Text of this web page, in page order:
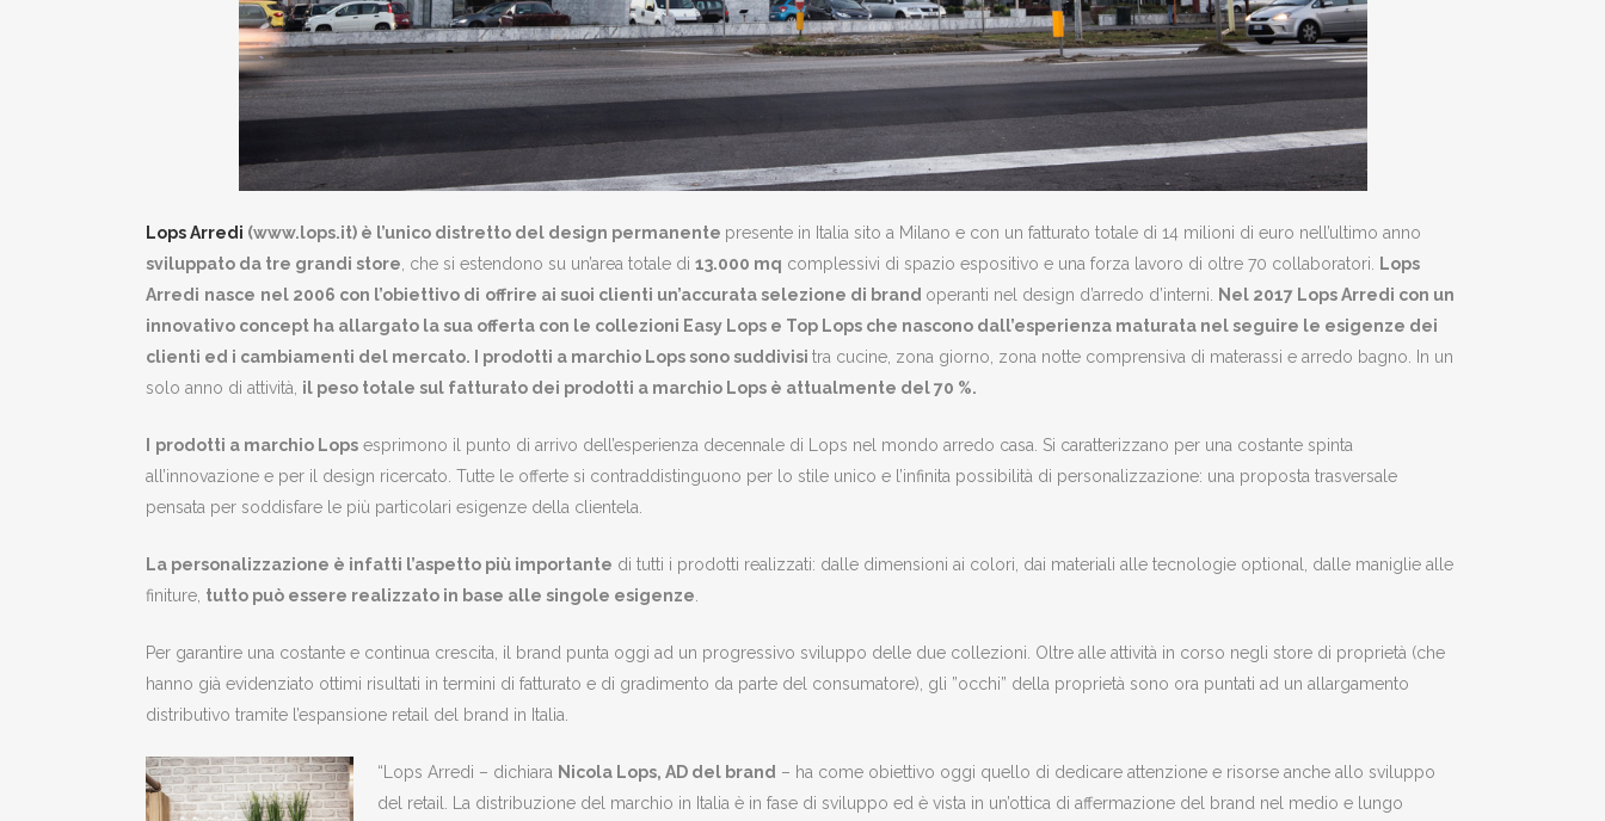
Lops Arredi (www.lops.it) è l’unico distretto del design permanente presente in Italia sito a Milano e con un fatturato totale di 14 milioni di euro nell’ultimo anno
sviluppato da tre grandi store , che si estendono su un’area totale di 13.000 mq complessivi di spazio espositivo e una forza lavoro di oltre 70 collaboratori.
Lops
Arredi nasce nel 2006 con l’obiettivo di offrire ai suoi clienti un’accurata selezione di brand operanti nel design d’arredo d’interni.
Nel 2017 Lops Arredi con un
innovativo concept ha allargato la sua offerta con le collezioni Easy Lops e Top Lops che nascono dall’esperienza maturata nel seguire le esigenze dei
clienti ed i cambiamenti del mercato. I prodotti a marchio Lops sono suddivisi tra cucine, zona giorno, zona notte comprensiva di materassi e arredo bagno. In un
solo anno di attività, il peso totale sul fatturato dei prodotti a marchio Lops è attualmente del 70 %.
prodotti a marchio Lops esprimono il punto di arrivo dell’esperienza decennale di Lops nel mondo arredo casa. Si caratterizzano per una costante spinta
all’innovazione e per il design ricercato. Tutte le offerte si contraddistinguono per lo stile unico e l’infinita possibilità di personalizzazione: una proposta trasversale
pensata per soddisfare le più particolari esigenze della clientela.
La personalizzazione è infatti l’aspetto più importante di tutti i prodotti realizzati: dalle dimensioni ai colori, dai materiali alle tecnologie optional, dalle maniglie alle
finiture, tutto può essere realizzato in base alle singole esigenze
Per garantire una costante e continua crescita, il brand punta oggi ad un progressivo sviluppo delle due collezioni. Oltre alle attività in corso negli store di proprietà (che
hanno già evidenziato ottimi risultati in termini di fatturato e di gradimento da parte del consumatore), gli ”occhi” della proprietà sono ora puntati ad un allargamento
distributivo tramite l’espansione retail del brand in Italia.
“Lops Arredi – dichiara Nicola Lops, AD del brand – ha come obiettivo oggi quello di dedicare attenzione e risorse anche allo sviluppo
del retail. La distribuzione del marchio in Italia è in fase di sviluppo ed è vista in un’ottica di affermazione del brand nel medio e lungo